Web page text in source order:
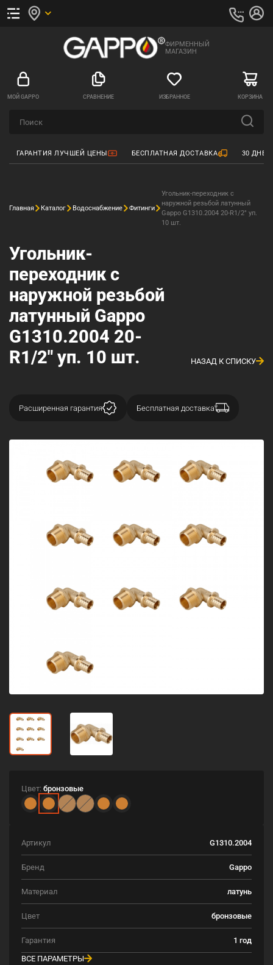
ФИРМЕННЫЙ
МАГАЗИН
МОЙ GAPPO СРАВНЕНИЕ ИЗБРАННОЕ КОРЗИНА
ГАРАНТИЯ ЛУЧШЕЙ ЦЕНЫ БЕСПЛАТНАЯ ДОСТАВКА 30
Главная Каталог Водоснабжение Фитинги
Угольник-переходник с
наружной резьбой латунный
Gappo G1310.2004 20-R1/2" уп.
10 шт.
Угольник-
переходник с
наружной резьбой
латунный Gappo
G1310.2004 20-
R1/2" уп. 10 шт.
НАЗАД К СПИСКУ
Расширенная гарантия Бесплатная доставка
Цвет: бронзовые
Артикул G1310.2004
Бренд Gappo
Материал латунь
Цвет бронзовые
Гарантия
1 год
ВСЕ ПАРАМЕТРЫ